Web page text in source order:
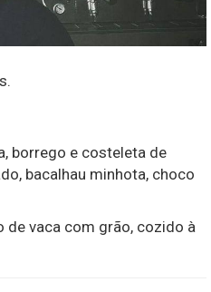
borrego e costeleta de
bacalhau minhota, choco
vaca com grão, cozido à